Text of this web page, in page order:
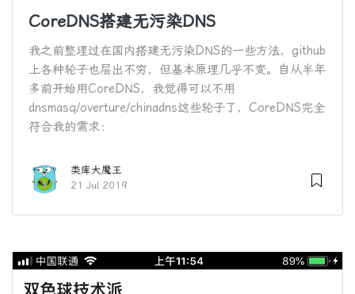
CoreDNS搭建无污染DNS
我之前整理过在国内搭建无污染DNS的一些方法，github
上各种轮子也层出不穷，但基本原理几乎不变。自从半年
多前开始用CoreDNS，我觉得可以不用
dnsmasq/overture/chinadns这些轮子了，CoreDNS完全
符合我的需求：
类库大魔王
21 Jul 2019